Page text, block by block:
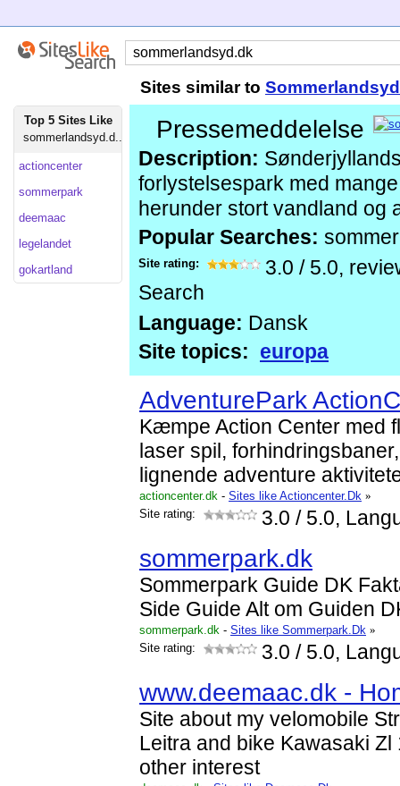
Sites similar to
Top 5 Sites Like
sommerlandsyd.d...
actioncenter
sommerpark
deemaac
legelandet
gokartland
Pressemeddelelse
Description:
forlystelsespark med
herunder stort vandland og
Popular Searches:
Site rating: 3.0 / 5.0,
Search
Language: Dansk
Site topics: europa
AdventurePark
Kæmpe Action Center med
laser spil,
lignende adventure
actioncenter.dk - Sites like Actioncenter.Dk »
Site rating:
3.0 / 5.0,
sommerpark.dk
Sommerpark Guide DK
Side Guide Alt om Guiden
sommerpark.dk - Sites like Sommerpark.Dk »
Site rating:
3.0 / 5.0,
www.deemaac.dk -
Site about my velomobile
Leitra and bike Kawasaki Zl
other interest